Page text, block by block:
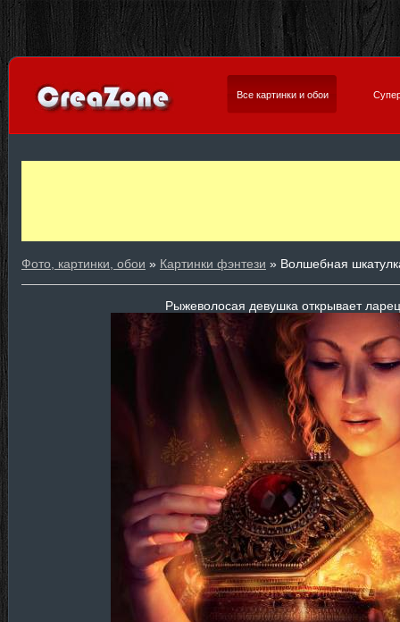
Все картинки и обои
Фото, картинки, обои » Картинки фэнтези » Волшебная
Рыжеволосая девушка открывает